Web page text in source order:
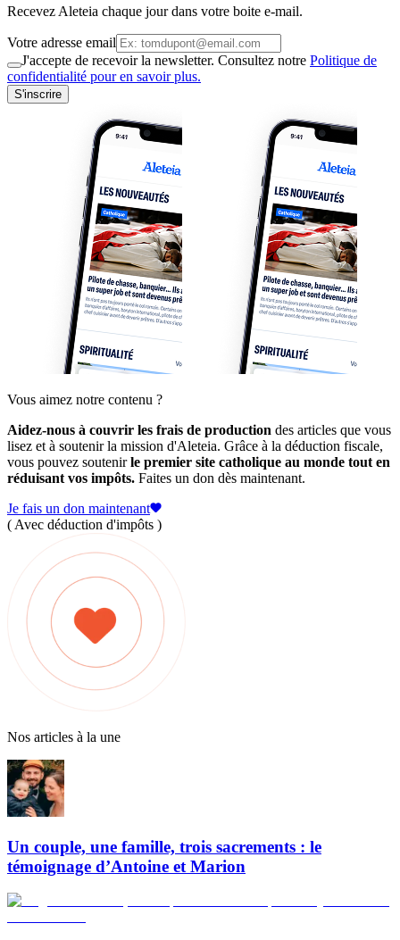
Recevez Aleteia chaque jour dans votre boite e-mail.
Votre adresse email
J'accepte de recevoir la newsletter. Consultez notre Politique de
confidentialité pour en savoir plus.
S'inscrire
Vous aimez notre contenu ?
Aidez-nous à couvrir les frais de production des articles que vous
lisez et à soutenir la mission d'Aleteia. Grâce à la déduction fiscale,
vous pouvez soutenirle premier site catholique au monde tout en
réduisant vos impôts. Faites un don dès maintenant.
Je fais un don maintenant
( Avec déduction d'impôts )
Nos articles à la une
Un couple, une famille, trois sacrements : le
témoignage d’Antoine et Marion